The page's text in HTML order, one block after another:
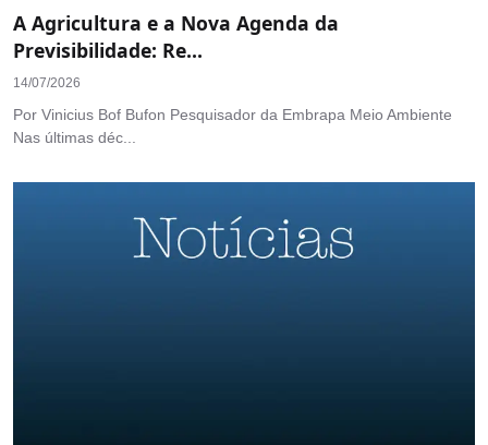
A Agricultura e a Nova Agenda da
Previsibilidade: Re...
14/07/2026
Por Vinicius Bof Bufon Pesquisador da Embrapa Meio Ambiente
Nas últimas déc...